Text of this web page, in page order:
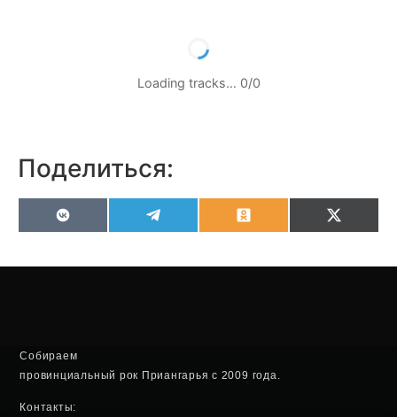
Loading tracks… 0/0
Поделиться:
VK OdnoklassnikiX
Собираем
провинциальный рок Приангарья с 2009 года.
Контакты: